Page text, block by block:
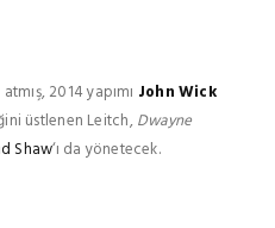
2014 yapımı John Wick
üstlenen Leitch,Dwayne
Shaw‘ı da yönetecek.